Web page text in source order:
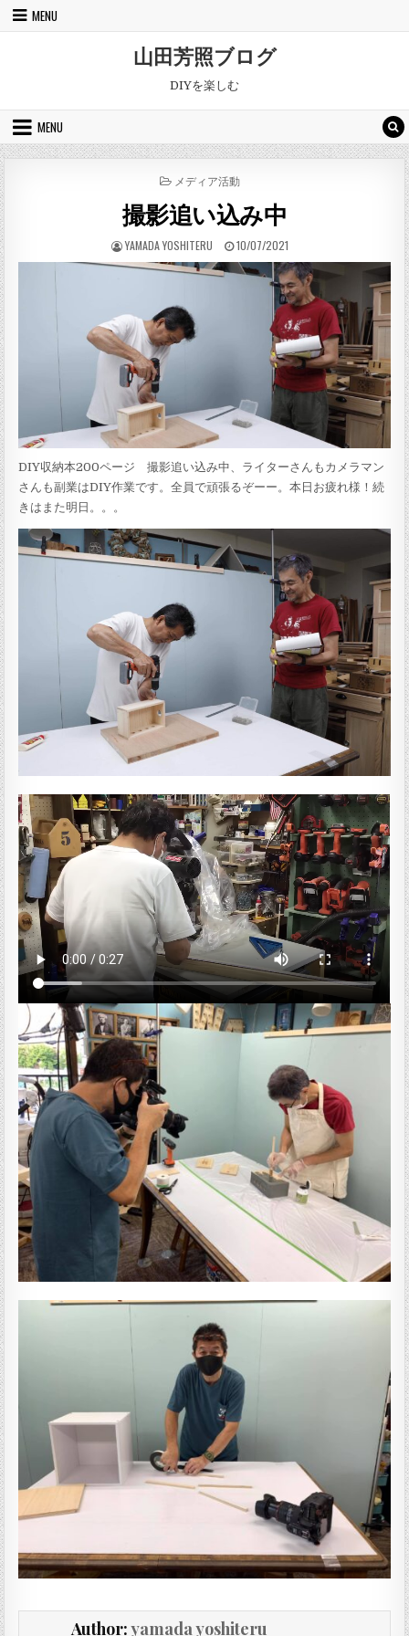
Skip to content
MENU
山田芳照ブログ
DIYを楽しむ
MENU
POSTED IN
メディア活動
撮影追い込み中
AUTHOR:
YAMADA YOSHITERU PUBLISHED DATE:
10/07/2021
DIY収納本200ページ 撮影追い込み中、ライターさんもカメラマン
さんも副業はDIY作業です。全員で頑張るぞーー。本日お疲れ様！続
きはまた明日。。。
Author:yamada yoshiteru